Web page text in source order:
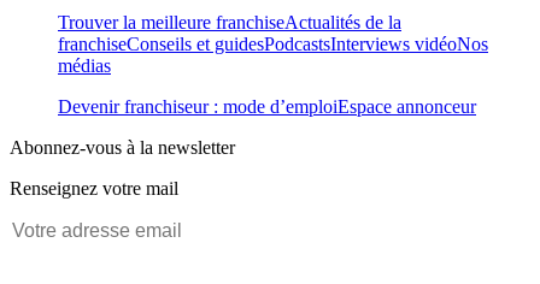
Trouver la meilleure franchiseActualités de la
franchiseConseils et guidesPodcastsInterviews vidéoNos
médias
Devenir franchiseur : mode d’emploiEspace annonceur
Abonnez-vous à la newsletter
Renseignez votre mail